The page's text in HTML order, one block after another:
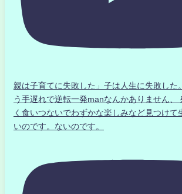
親は子育てに失敗した」子は人生に失敗した
う手遅れで逆転一発manなんかありません、
く食いつないでわずかな楽しみなど見つけて
いのです。ないのです。